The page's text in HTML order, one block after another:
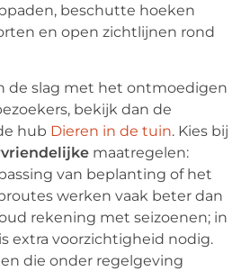
beschutte hoeken
en open zichtlijnen rond
de slag met het ontmoedigen
bekijk dan de
hub Dieren in de tuin. Kies bij
maatregelen:
van beplanting of het
werken vaak beter dan
rekening met seizoenen; in
extra voorzichtigheid nodig.
die onder regelgeving